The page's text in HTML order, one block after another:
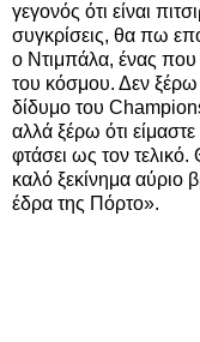
γεγονός ότι είναι
συγκρίσεις, θα πω
ο Ντιμπάλα, ένας που
του κόσμου. Δεν ξέρω
δίδυμο του
αλλά ξέρω ότι
φτάσει ως τον
καλό ξεκίνημα αύριο
έδρα της Πόρτο».